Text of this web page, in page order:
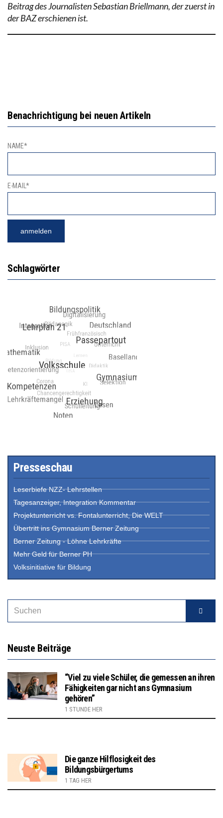
Beitrag des Journalisten Sebastian Briellmann, der zuerst in
der BAZ erschienen ist.
Benachrichtigung bei neuen Artikeln
NAME*
E-MAIL*
Schlagwörter
Presseschau
Leserbiefe NZZ- Lehrstellen
Tagesanzeiger, Integration Kommentar
Projektunterricht vs. Fontalunterricht, Die WELT
Übertritt ins Gymnasium Berner Zeitung
Berner Zeitung - Löhne Lehrkräfte
Mehr Geld für Berner PH
Volksinitiative für Bildung
Neuste Beiträge
“Viel zu viele Schüler, die gemessen an ihren
Fähigkeiten gar nicht ans Gymnasium
gehören”
1 STUNDE HER
Die ganze Hilflosigkeit des
Bildungsbürgertums
1 TAG HER